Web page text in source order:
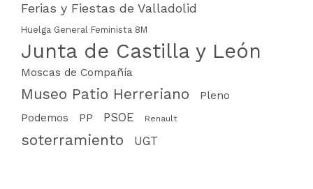
Ferias y Fiestas de Valladolid
Huelga General Feminista 8M
Junta de Castilla y León
Moscas de Compañía
Museo Patio Herreriano
Pleno
Podemos
PP PSOE Renault
soterramiento UGT